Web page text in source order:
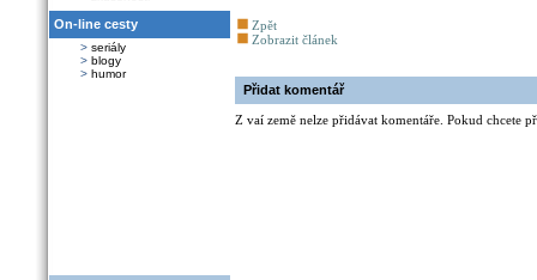
On-line cesty
> seriály
> blogy
> humor
Zpět
Zobrazit článek
Přidat komentář
Z vaí země nelze přidávat komentáře. Pokud chcete